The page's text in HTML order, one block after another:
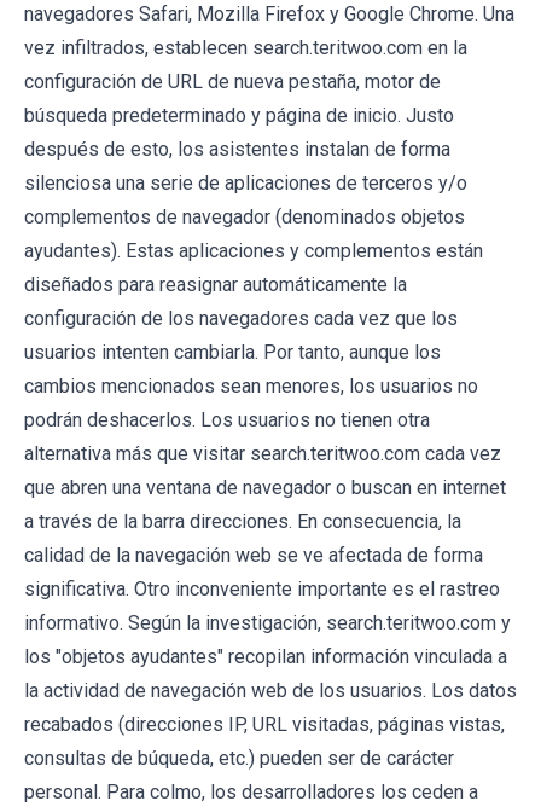
navegadores Safari, Mozilla Firefox y Google Chrome. Una
vez infiltrados, establecen search.teritwoo.com en la
configuración de URL de nueva pestaña, motor de
búsqueda predeterminado y página de inicio. Justo
después de esto, los asistentes instalan de forma
silenciosa una serie de aplicaciones de terceros y/o
complementos de navegador (denominados objetos
ayudantes). Estas aplicaciones y complementos están
diseñados para reasignar automáticamente la
configuración de los navegadores cada vez que los
usuarios intenten cambiarla. Por tanto, aunque los
cambios mencionados sean menores, los usuarios no
podrán deshacerlos. Los usuarios no tienen otra
alternativa más que visitar search.teritwoo.com cada vez
que abren una ventana de navegador o buscan en internet
a través de la barra direcciones. En consecuencia, la
calidad de la navegación web se ve afectada de forma
significativa. Otro inconveniente importante es el rastreo
informativo. Según la investigación, search.teritwoo.com y
los "objetos ayudantes" recopilan información vinculada a
la actividad de navegación web de los usuarios. Los datos
recabados (direcciones IP, URL visitadas, páginas vistas,
consultas de búqueda, etc.) pueden ser de carácter
personal. Para colmo, los desarrolladores los ceden a